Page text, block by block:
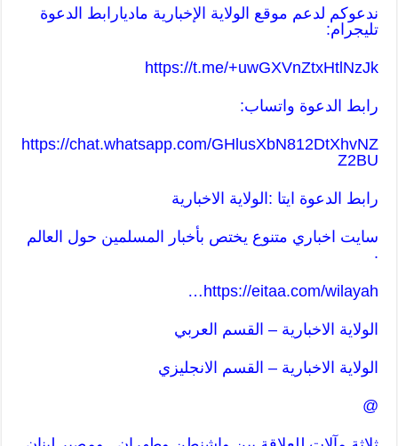
ندعوكم لدعم موقع الولاية الإخبارية ماديارابط الدعوة
تليجرام:
https://t.me/+uwGXVnZtxHtlNzJk
رابط الدعوة واتساب:
https://chat.whatsapp.com/GHlusXbN812DtXhvNZ
Z2BU
رابط الدعوة ايتا :الولاية الاخبارية
سايت اخباري متنوع يختص بأخبار المسلمين حول العالم
.
https://eitaa.com/wilayah
…
الولاية الاخبارية – القسم العربي
الولاية الاخبارية – القسم ا لانجليزي
@